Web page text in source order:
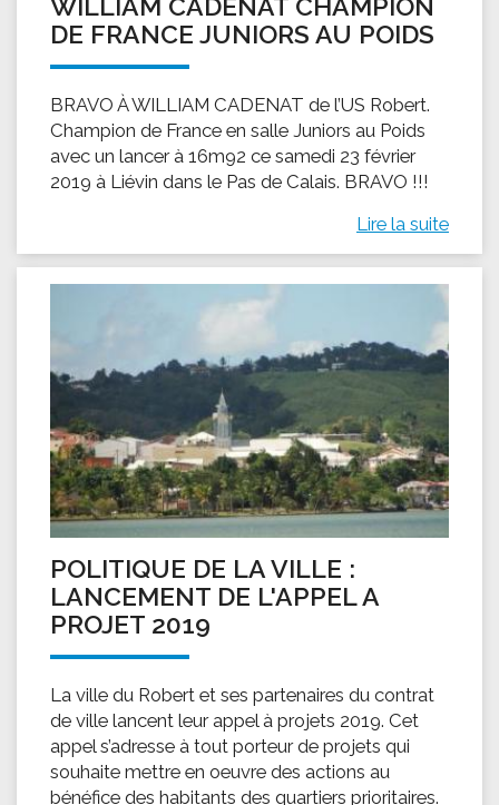
WILLIAM CADENAT CHAMPION
DE FRANCE JUNIORS AU POIDS
BRAVO À WILLIAM CADENAT de l’US Robert.
Champion de France en salle Juniors au Poids
avec un lancer à 16m92 ce samedi 23 février
2019 à Liévin dans le Pas de Calais. BRAVO !!!
Lire la suite
POLITIQUE DE LA VILLE :
LANCEMENT DE L'APPEL A
PROJET 2019
La ville du Robert et ses partenaires du contrat
de ville lancent leur appel à projets 2019. Cet
appel s’adresse à tout porteur de projets qui
souhaite mettre en oeuvre des actions au
bénéfice des habitants des quartiers prioritaires.